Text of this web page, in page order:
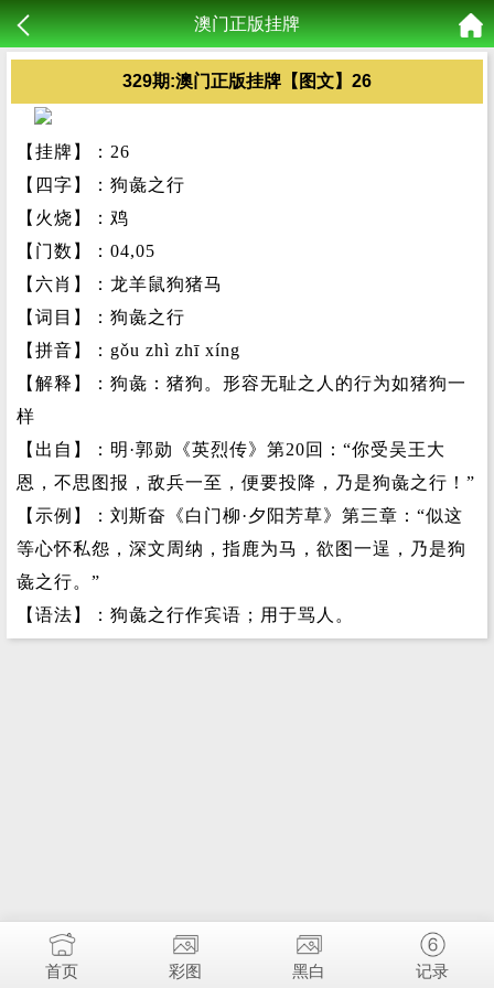
澳门正版挂牌
329期:澳门正版挂牌【图文】26
【挂牌】：26
【四字】：狗彘之行
【火烧】：鸡
【门数】：04,05
【六肖】：龙羊鼠狗猪马
【词目】：狗彘之行
【拼音】：gǒu zhì zhī xíng
【解释】：狗彘：猪狗。形容无耻之人的行为如猪狗一
样
【出自】：明·郭勋《英烈传》第20回：“你受吴王大
恩，不思图报，敌兵一至，便要投降，乃是狗彘之行！”
【示例】：刘斯奋《白门柳·夕阳芳草》第三章：“似这
等心怀私怨，深文周纳，指鹿为马，欲图一逞，乃是狗
彘之行。”
【语法】：狗彘之行作宾语；用于骂人。
首页 彩图 黑白 记录